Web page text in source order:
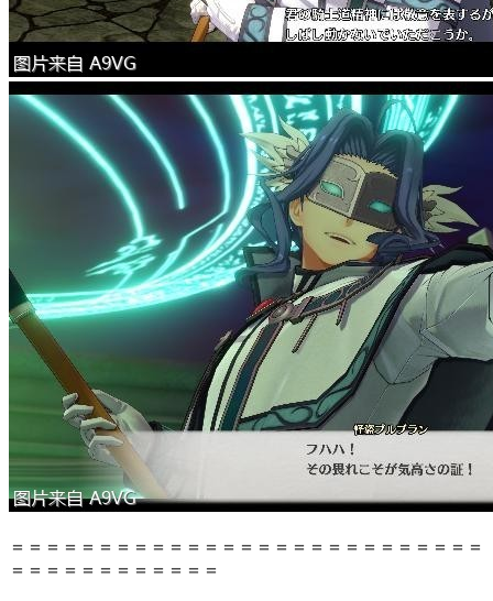
＝＝＝＝＝＝＝＝＝＝＝＝＝＝＝＝＝＝＝＝＝＝＝＝＝＝＝
＝＝＝＝＝＝＝＝＝＝＝＝